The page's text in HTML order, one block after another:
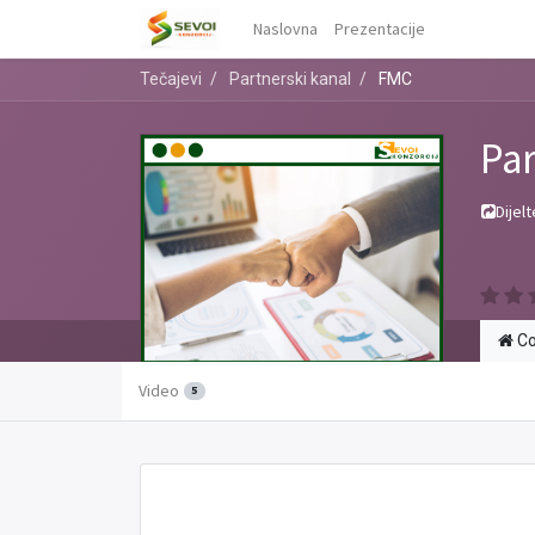
Naslovna Prezentacije
Tečajevi Partnerski kanal FMC
Video 5